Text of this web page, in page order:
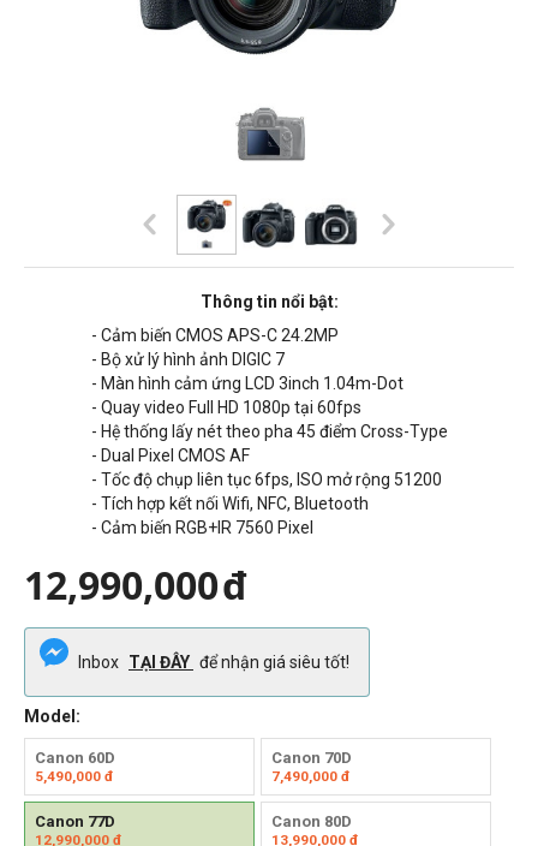
Thông tin nổi bật:
- Cảm biến CMOS APS-C 24.2MP
- Bộ xử lý hình ảnh DIGIC 7
- Màn hình cảm ứng LCD 3inch 1.04m-Dot
- Quay video Full HD 1080p tại 60fps
- Hệ thống lấy nét theo pha 45 điểm Cross-Type
- Dual Pixel CMOS AF
- Tốc độ chụp liên tục 6fps, ISO mở rộng 51200
- Tích hợp kết nối Wifi, NFC, Bluetooth
- Cảm biến RGB+IR 7560 Pixel
12,990,000đ
Inbox TẠI ĐÂY để nhận giá siêu tốt!
Model:
Canon 60D
5,490,000 đ
Canon 70D
7,490,000đ
Canon 77D
12,990,000 đ
Canon 80D
13,990,000đ